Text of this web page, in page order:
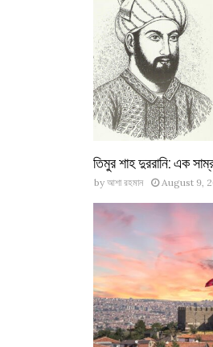
তিমুর শাহ দুররানি: এক
by আশা রহমান August 9,